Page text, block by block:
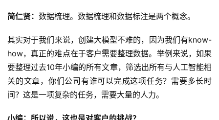
简仁贤： 数据梳理。数据梳理和数据标注是两个概念。
其实对于我们来说，创建大模型不难的，因为我们有know-
how，真正的难点在于客户需要整理数据。举例来说，如果
要整理过去10年小编的所有文章，筛选出所有与人工智能相
关的文章，你们公司有谁可以完成这项任务？需要多长时
间？这是一项复杂的任务，需要大量的人力。